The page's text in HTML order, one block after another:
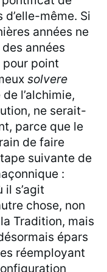
même. Si
années ne
années
point
solvere
l’alchimie,
ne serait-
parce que le
de faire
suivante de
:
il s’agit
chose, non
Tradition, mais
épars
réemployant